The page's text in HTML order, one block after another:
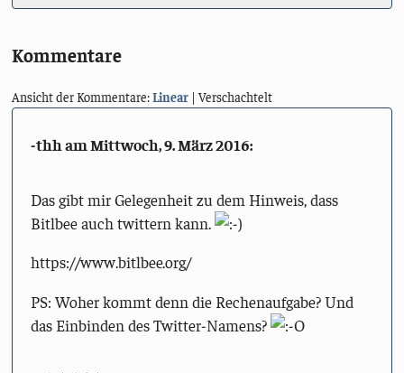
Kommentare
Ansicht der Kommentare:Linear | Verschachtelt
-thh amMittwoch, 9. März 2016:
Das gibt mir Gelegenheit zu dem Hinweis, dass
Bitlbee auch twittern kann.
https://www.bitlbee.org/
PS: Woher kommt denn die Rechenaufgabe? Und
das Einbinden des Twitter-Namens?